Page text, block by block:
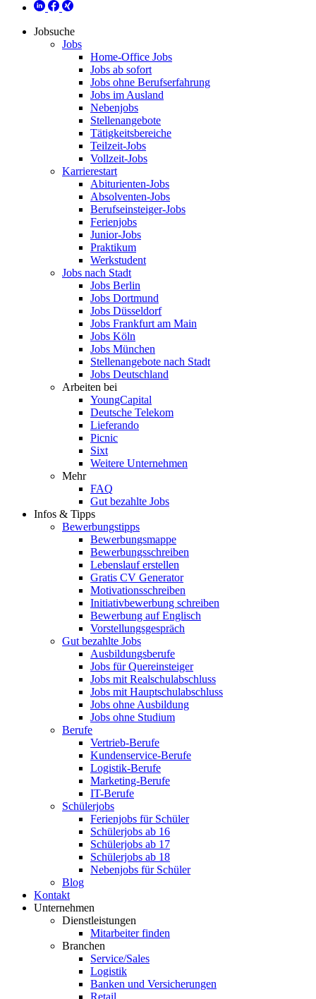
Jobsuche
Jobs
Home-Office Jobs
Jobs ab sofort
Jobs ohne Berufserfahrung
Jobs im Ausland
Nebenjobs
Stellenangebote
Tätigkeitsbereiche
Teilzeit-Jobs
Vollzeit-Jobs
Karrierestart
Abiturienten-Jobs
Absolventen-Jobs
Berufseinsteiger-Jobs
Ferienjobs
Junior-Jobs
Praktikum
Werkstudent
Jobs nach Stadt
Jobs Berlin
Jobs Dortmund
Jobs Düsseldorf
Jobs Frankfurt am Main
Jobs Köln
Jobs München
Stellenangebote nach Stadt
Jobs Deutschland
Arbeiten bei
YoungCapital
Deutsche Telekom
Lieferando
Picnic
Sixt
Weitere Unternehmen
Mehr
FAQ
Gut bezahlte Jobs
Infos & Tipps
Bewerbungstipps
Bewerbungsmappe
Bewerbungsschreiben
Lebenslauf erstellen
Gratis CV Generator
Motivationsschreiben
Initiativbewerbung schreiben
Bewerbung auf Englisch
Vorstellungsgespräch
Gut bezahlte Jobs
Ausbildungsberufe
Jobs für Quereinsteiger
Jobs mit Realschulabschluss
Jobs mit Hauptschulabschluss
Jobs ohne Ausbildung
Jobs ohne Studium
Berufe
Vertrieb-Berufe
Kundenservice-Berufe
Logistik-Berufe
Marketing-Berufe
IT-Berufe
Schülerjobs
Ferienjobs für Schüler
Schülerjobs ab 16
Schülerjobs ab 17
Schülerjobs ab 18
Nebenjobs für Schüler
Blog
Kontakt
Unternehmen
Dienstleistungen
Mitarbeiter finden
Branchen
Service/Sales
Logistik
Banken und Versicherungen
Retail